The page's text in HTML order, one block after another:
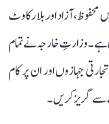
آزاد اور بلا رکاوٹ
ہے۔ وزارتِ خارجہ نے تمام
جہازوں اور ان پر کام
سے گریز کریں۔